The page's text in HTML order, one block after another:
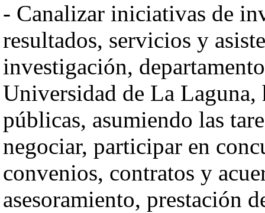
- Canalizar iniciativas de
resultados, servicios y
investigación,
Universidad de La Laguna,
públicas, asumiendo las
negociar, participar en
convenios, contratos y
asesoramiento, prestación